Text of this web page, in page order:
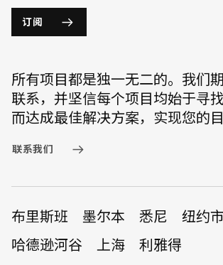
订阅
所有项目都是独一无二的。我们
联系，并坚信每个项目均始于寻
而达成最佳解决方案，实现您的目
联系我们
布里斯班 墨尔本 悉尼 纽约市
哈德逊河谷
上海 利雅得